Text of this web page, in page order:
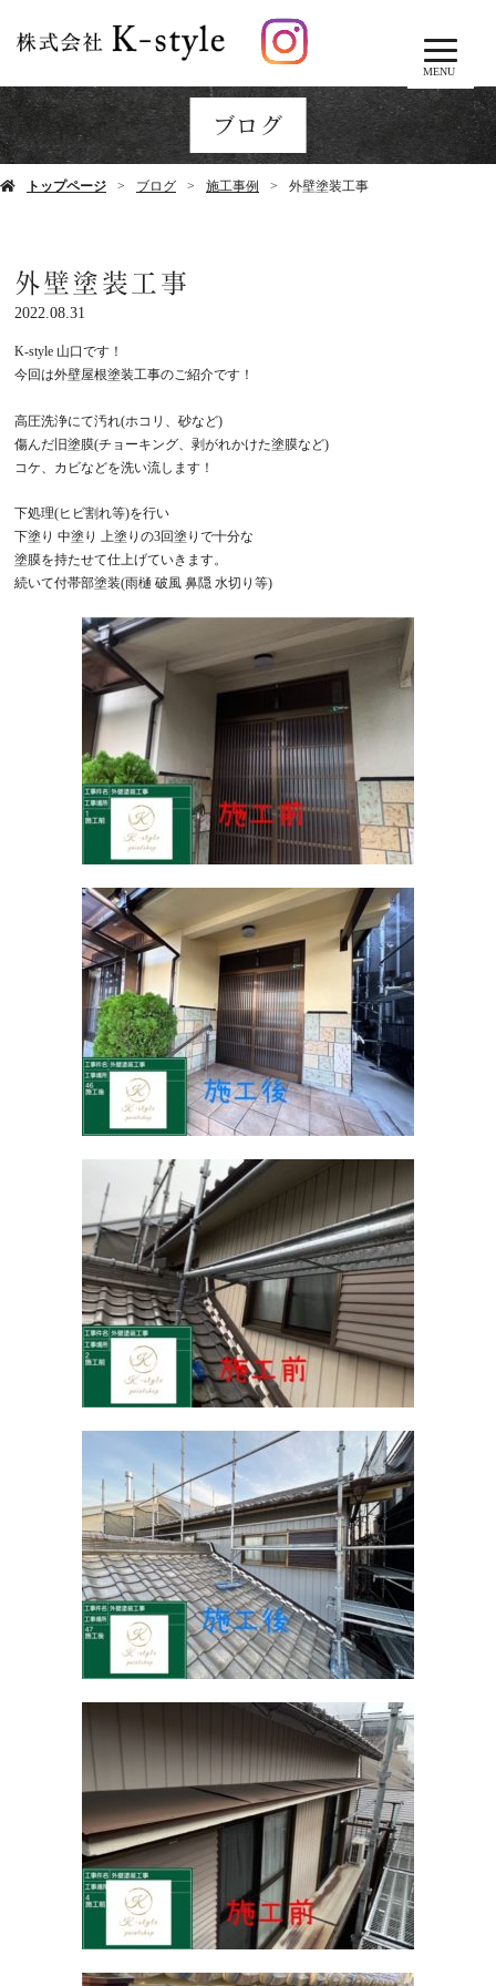
MENU
ブログ
トップページ ブログ 施工事例 外壁塗装工事
外壁塗装工事
2022.08.31
K-style 山口です！
今回は外壁屋根塗装工事のご紹介です！
高圧洗浄にて汚れ(ホコリ、砂など)
傷んだ旧塗膜(チョーキング、剥がれかけた塗膜など)
コケ、カビなどを洗い流します！
下処理(ヒビ割れ等)を行い
下塗り 中塗り 上塗りの3回塗りで十分な
塗膜を持たせて仕上げていきます。
続いて付帯部塗装(雨樋 破風 鼻隠 水切り等)